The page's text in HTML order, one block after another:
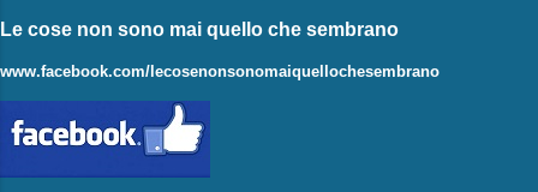
Le cose non sono mai quello che sembrano
www.facebook.com/lecosenonsonomaiquellochesembrano